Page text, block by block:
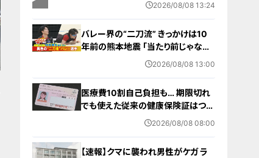
2026/08/08 13:24
バレー界の“二刀流” きっかけは10
年前の熊本地震 ｢当たり前じゃなか
った｣ オフシーズンゼロの過酷スケ
2026/08/08 13:00
医療費10割自己負担も… 期限切れ
でも使えた従来の健康保険証はつい
に終了 8月以降起こりうるマイナ保
2026/08/08 08:00
【速報】クマに襲われ男性がケガ ラ